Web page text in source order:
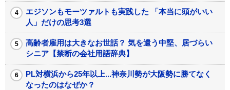
エジソンもモーツァルトも実践した 「本当に頭がいい
人」だけの思考3選
高齢者雇用は大きなお世話？ 気を遣う中堅、居づらい
シニア【禁断の会社用語辞典】
PL対横浜から25年以上...神奈川勢が大阪勢に勝てなく
なったのはなぜか？